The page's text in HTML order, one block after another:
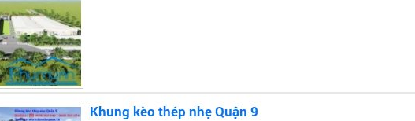
Khung kèo thép nhẹ Quận 9